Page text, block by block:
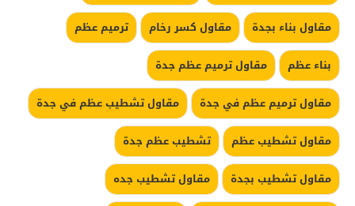
مقاول بناء بجدة
مقاول كسر رخام
ترميم عظم
بناء عظم
مقاول ترميم عظم جدة
مقاول ترميم عظم في جدة
مقاول تشطيب عظم في جدة
مقاول تشطيب عظم
تشطيب عظم جدة
مقاول تشطيب بجدة
مقاول تشطيب جده